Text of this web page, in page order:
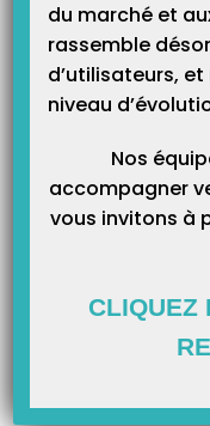
du marché et
rassemble
d’utilisateurs,
niveau
Nos
accompagner
vous invitons à
CLIQUEZ